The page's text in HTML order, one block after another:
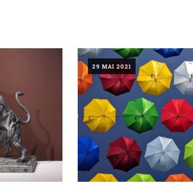
29 MAI 2021